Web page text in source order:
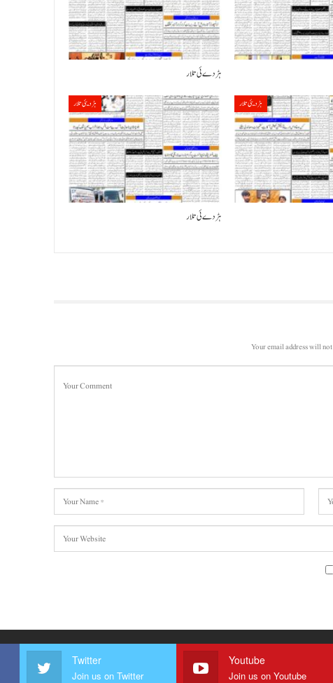
ہڑدے ئی تلار
ہڑدیئی تلار
ہڑدے ئی تلار
ہڑدیئی تلار
Your email address will
Twitter
Join us on Twitter
Youtube
Join us on Youtube